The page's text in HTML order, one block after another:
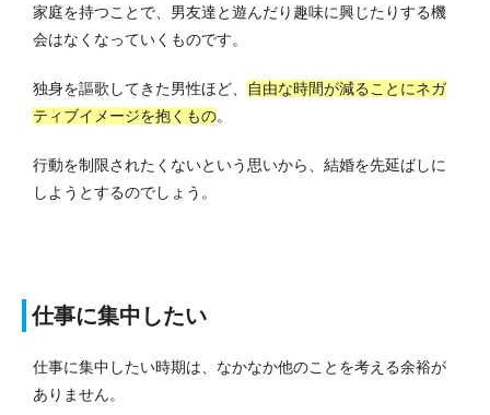
家庭を持つことで、男友達と遊んだり趣味に興じたりする機
会はなくなっていくものです。
独身を謳歌してきた男性ほど、
自由な時間が減ることにネガ
ティブイメージを抱くもの。
行動を制限されたくないという思いから、結婚を先延ばしに
しようとするのでしょう。
仕事に集中したい
仕事に集中したい時期は、なかなか他のことを考える余裕が
ありません。